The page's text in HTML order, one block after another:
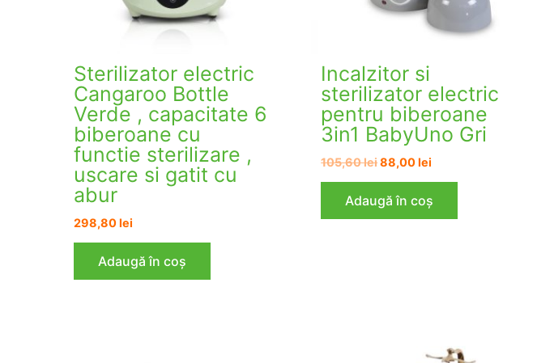
Sterilizator electric
Cangaroo Bottle
Verde , capacitate 6
biberoane cu
functie sterilizare ,
uscare si gatit cu
abur
298,80lei
Adaugă în coș
Incalzitor si
sterilizator electric
pentru biberoane
3in1 BabyUno Gri
105,60leiPrețul
fost:
105,60 lei.
88,00lei
88,00 lei.
Adaugă în coș